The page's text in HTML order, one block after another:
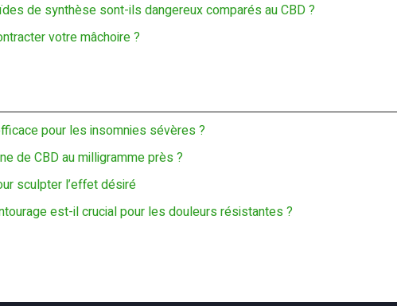
de synthèse sont-ils dangereux comparés au CBD ?
votre mâchoire ?
pour les insomnies sévères ?
de CBD au milligramme près ?
sculpter l’effet désiré
est-il crucial pour les douleurs résistantes ?